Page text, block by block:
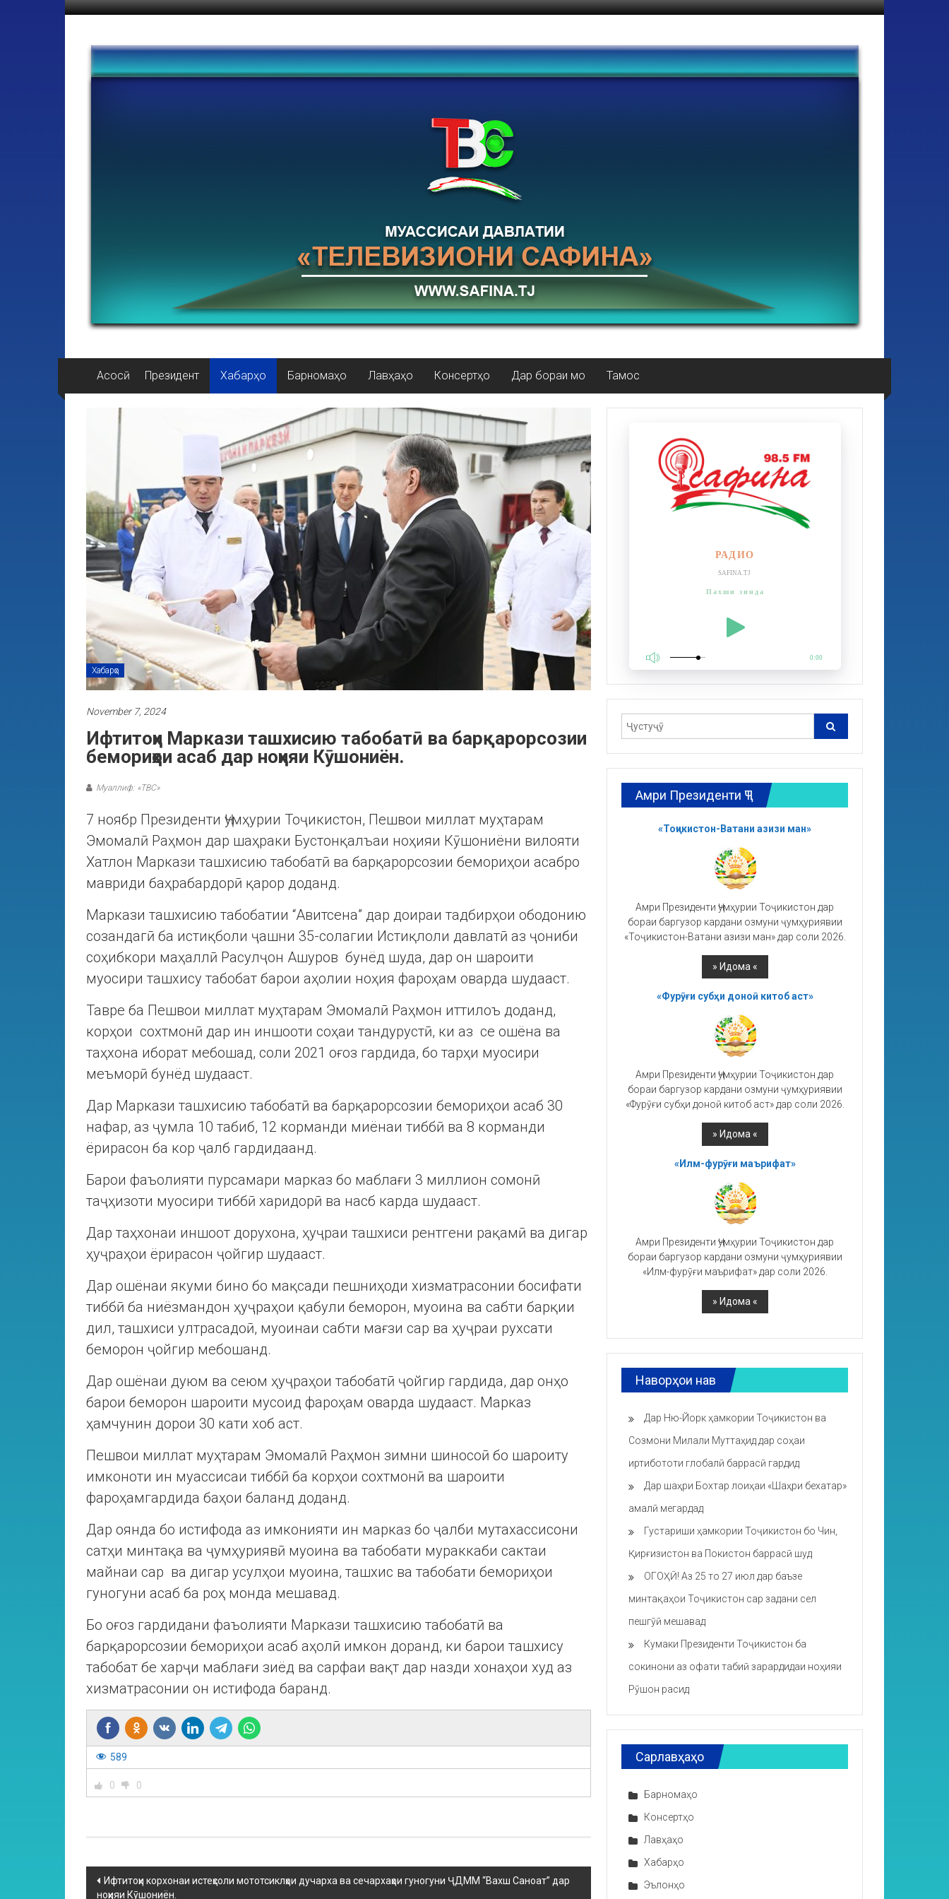
Асосӣ Президент Хабарҳо Барномаҳо Лавҳаҳо Консертҳо Дар бораи мо Тамос
Хабарҳо
November 7, 2024
Ифтитоҳи Маркази ташхисию табобатӣ ва барқарорсозии
бемориҳои асаб дар ноҳияи Кӯшониён.
Муаллиф: «ТВС»
7 ноябр Президенти Ҷумҳурии Тоҷикистон, Пешвои миллат муҳтарам
Эмомалӣ Раҳмон дар шаҳраки Бустонқалъаи ноҳияи Кӯшониёни вилояти
Хатлон Маркази ташхисию табобатӣ ва барқарорсозии бемориҳои асабро
мавриди баҳрабардорӣ қарор доданд.
Маркази ташхисию табобатии “Авитсена” дар доираи тадбирҳои ободонию
созандагӣ ба истиқболи ҷашни 35-солагии Истиқлоли давлатӣ аз ҷониби
соҳибкори маҳаллӣ Расулҷон Ашуров бунёд шуда, дар он шароити
муосири ташхису табобат барои аҳолии ноҳия фароҳам оварда шудааст.
Тавре ба Пешвои миллат муҳтарам Эмомалӣ Раҳмон иттилоъ доданд,
корҳои сохтмонӣ дар ин иншооти соҳаи тандурустӣ, ки аз се ошёна ва
таҳхона иборат мебошад, соли 2021 оғоз гардида, бо тарҳи муосири
меъморӣ бунёд шудааст.
Дар Маркази ташхисию табобатӣ ва барқарорсозии бемориҳои асаб 30
нафар, аз ҷумла 10 табиб, 12 корманди миёнаи тиббӣ ва 8 корманди
ёрирасон ба кор ҷалб гардидаанд.
Барои фаъолияти пурсамари марказ бо маблағи 3 миллион сомонӣ
таҷҳизоти муосири тиббӣ харидорӣ ва насб карда шудааст.
Дар таҳхонаи иншоот дорухона, ҳуҷраи ташхиси рентгени рақамӣ ва дигар
ҳуҷраҳои ёрирасон ҷойгир шудааст.
Дар ошёнаи якуми бино бо мақсади пешниҳоди хизматрасонии босифати
тиббӣ ба ниёзмандон ҳуҷраҳои қабули беморон, муоина ва сабти барқии
дил, ташхиси ултрасадоӣ, муоинаи сабти мағзи сар ва ҳуҷраи рухсати
беморон ҷойгир мебошанд.
Дар ошёнаи дуюм ва сеюм ҳуҷраҳои табобатӣ ҷойгир гардида, дар онҳо
барои беморон шароити мусоид фароҳам оварда шудааст. Марказ
ҳамчунин дорои 30 кати хоб аст.
Пешвои миллат муҳтарам Эмомалӣ Раҳмон зимни шиносоӣ бо шароиту
имконоти ин муассисаи тиббӣ ба корҳои сохтмонӣ ва шароити
фароҳамгардида баҳои баланд доданд.
Дар оянда бо истифода аз имконияти ин марказ бо ҷалби мутахассисони
сатҳи минтақа ва ҷумҳуриявӣ муоина ва табобати мураккаби сактаи
майнаи сар ва дигар усулҳои муоина, ташхис ва табобати бемориҳои
гуногуни асаб ба роҳ монда мешавад.
Бо оғоз гардидани фаъолияти Маркази ташхисию табобатӣ ва
барқарорсозии бемориҳои асаб аҳолӣ имкон доранд, ки барои ташхису
табобат бе харҷи маблағи зиёд ва сарфаи вақт дар назди хонаҳои худ аз
хизматрасонии он истифода баранд.
589
0 0
Ифтитоҳи корхонаи истеҳсоли мототсиклҳои дучарха ва сечархаҳои гуногуни ҶДММ “Вахш Саноат” дар
ноҳияи Кӯшониён.
РАДИО
SAFINA.TJ
Пахши зинда
0:00
Амри Президенти ҶТ
«Тоҷикистон-Ватани азизи ман»
Амри Президенти Ҷумҳурии Тоҷикистон дар
бораи баргузор кардани озмуни ҷумҳуриявии
«Тоҷикистон-Ватани азизи ман» дар соли 2026.
«Фурӯғи субҳи доноӣ китоб аст»
Амри Президенти Ҷумҳурии Тоҷикистон дар
бораи баргузор кардани озмуни ҷумҳуриявии
«Фурӯғи субҳи доноӣ китоб аст» дар соли 2026.
«Илм-фурӯғи маърифат»
Амри Президенти Ҷумҳурии Тоҷикистон дар
бораи баргузор кардани озмуни ҷумҳуриявии
«Илм-фурӯғи маърифат» дар соли 2026.
Наворҳои нав
Дар Ню-Йорк ҳамкории Тоҷикистон ва
Созмони Милали Муттаҳид дар соҳаи
иртибототи глобалӣ баррасӣ гардид
Дар шаҳри Бохтар лоиҳаи «Шаҳри бехатар»
амалӣ мегардад
Густариши ҳамкории Тоҷикистон бо Чин,
Қирғизистон ва Покистон баррасӣ шуд
ОГОҲӢ! Аз 25 то 27 июл дар баъзе
минтақаҳои Тоҷикистон сар задани сел
пешгӯӣ мешавад
Кумаки Президенти Тоҷикистон ба
сокинони аз офати табиӣ зарардидаи ноҳияи
Рӯшон расид
Сарлавҳаҳо
Барномаҳо
Консертҳо
Лавҳаҳо
Хабарҳо
Эълонҳо